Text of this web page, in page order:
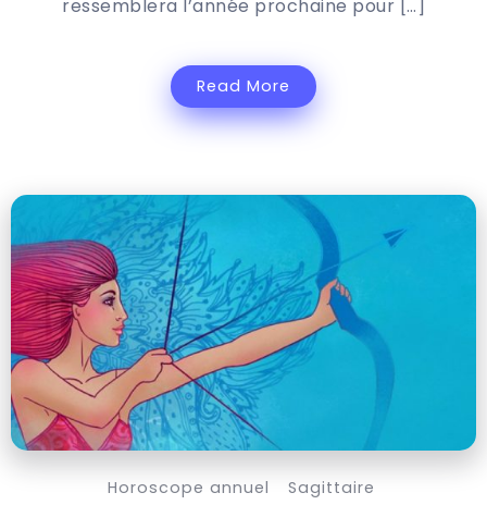
ressemblera l’année prochaine pour […]
Read More
Horoscope annuel Sagittaire